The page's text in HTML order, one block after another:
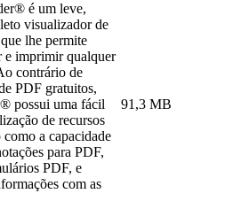
é um leve,
visualizador de
lhe permite
e imprimir qualquer
contrário de
PDF gratuitos,
possui uma fácil
de recursos
a capacidade
para PDF,
PDF, e
com as
91,3 MB